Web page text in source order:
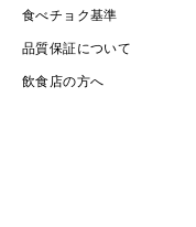
度以下になりません
い土と、豊富な雪解
食べチョク基準
品質保証について
飲食店の方へ